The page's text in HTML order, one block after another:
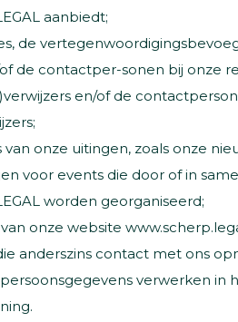
aanbiedt;
de
de contactper-sonen bij onze
en/of de
van onze uitingen, zoals onze
voor events die door of in
worden georganiseerd;
onze website
anderszins contact met ons
verwerken in